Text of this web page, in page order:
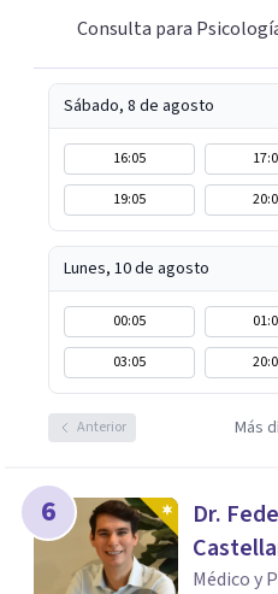
Consulta para
Sábado, 8 de agosto
16:05
19:05
Lunes, 10 de agosto
00:05
03:05
Anterior Más
6
Dr.
Médico y